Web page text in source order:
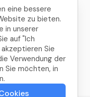
eine bessere
zu bieten.
in unserer
auf "Ich
Sie
Verwendung der
Sie möchten, in